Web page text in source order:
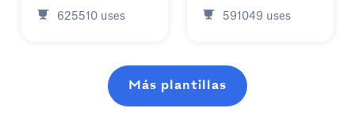
625510 uses 591049 uses
Más plantillas